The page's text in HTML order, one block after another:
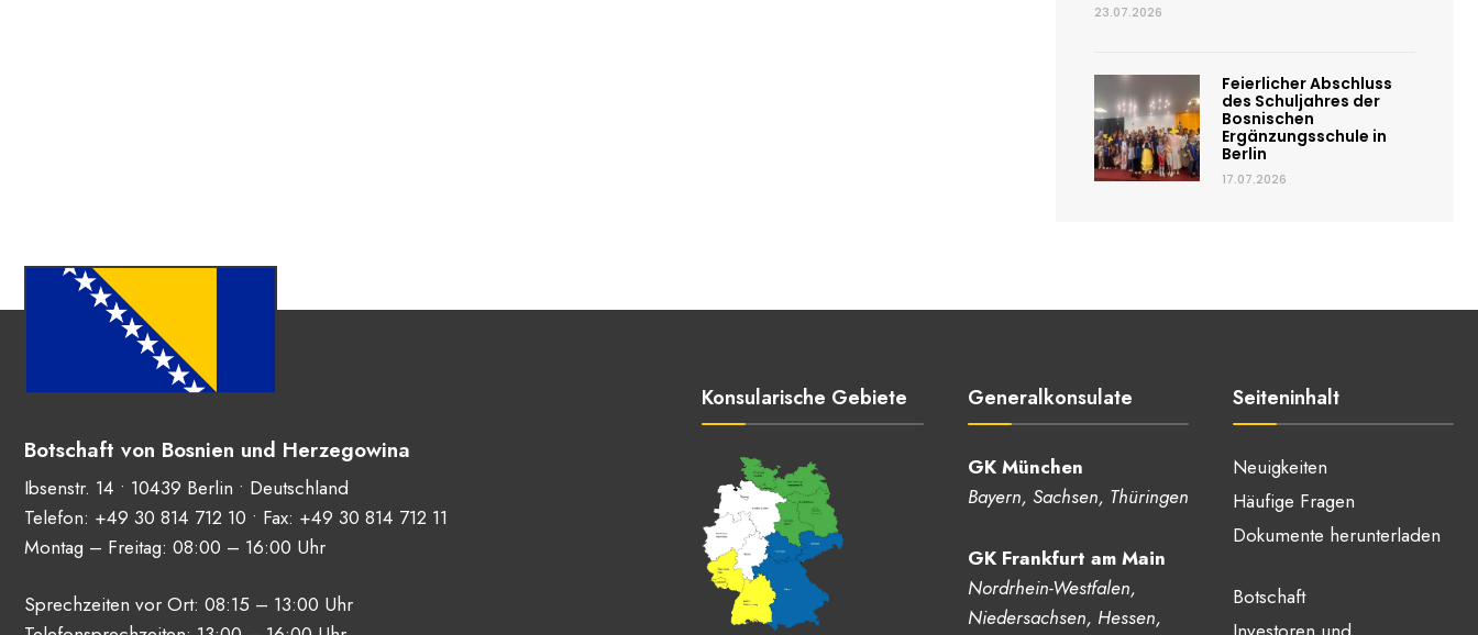
23.07.2026
Feierlicher Abschluss
des Schuljahres der
Bosnischen
Ergänzungsschule in
Berlin
17.07.2026
Botschaft von Bosnien und Herzegowina
Ibsenstr. 14 • 10439 Berlin • Deutschland
Telefon: +49 30 814 712 10 • Fax: +49 30 814 712 11
Montag – Freitag: 08:00 – 16:00 Uhr
Sprechzeiten vor Ort: 08:15 – 13:00 Uhr
Konsularische Gebiete Generalkonsulate
GK München
Bayern, Sachsen, Thüringen
GK Frankfurt am Main
Nordrhein-Westfalen,
Niedersachsen, Hessen,
Seiteninhalt
Neuigkeiten
Häufige Fragen
Dokumente herunterladen
Botschaft